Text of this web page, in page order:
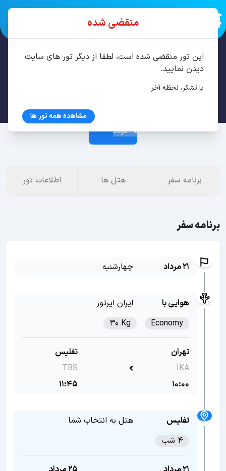
25 مرداد
برنامه سفر هتل ها اطلاعات تور
برنامه سفر
21 مرداد چهارشنبه
هوایی با
ایران ایرتور
Economy
30 Kg
تهران
IKA
10:00
تفلیس
TBS
11:45
تفلیس
هتل به انتخاب شما
4 شب
منقضی شده
این تور منقضی شده است، لطفا از دیگر تور های سایت
دیدن نمایید.
با تشکر، لحظه آخر
مشاهده همه تور ها